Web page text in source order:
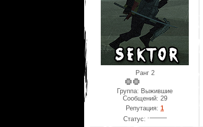
Ранг 2
Группа: Выжившие
Сообщений: 29
Репутация: 1
Статус: